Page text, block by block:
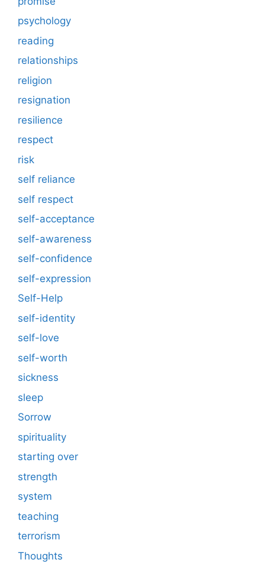
psychology
reading
relationships
religion
resignation
resilience
respect
risk
self reliance
self respect
self-acceptance
self-awareness
self-confidence
self-expression
Self-Help
self-identity
self-love
self-worth
sickness
sleep
Sorrow
spirituality
starting over
strength
system
teaching
terrorism
Thoughts